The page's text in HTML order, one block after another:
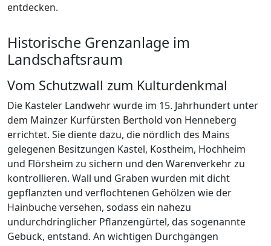
entdecken.
Historische Grenzanlage im
Landschaftsraum
Vom Schutzwall zum Kulturdenkmal
Die Kasteler Landwehr wurde im 15. Jahrhundert unter
dem Mainzer Kurfürsten Berthold von Henneberg
errichtet. Sie diente dazu, die nördlich des Mains
gelegenen Besitzungen Kastel, Kostheim, Hochheim
und Flörsheim zu sichern und den Warenverkehr zu
kontrollieren. Wall und Graben wurden mit dicht
gepflanzten und verflochtenen Gehölzen wie der
Hainbuche versehen, sodass ein nahezu
undurchdringlicher Pflanzengürtel, das sogenannte
Gebück, entstand. An wichtigen Durchgängen